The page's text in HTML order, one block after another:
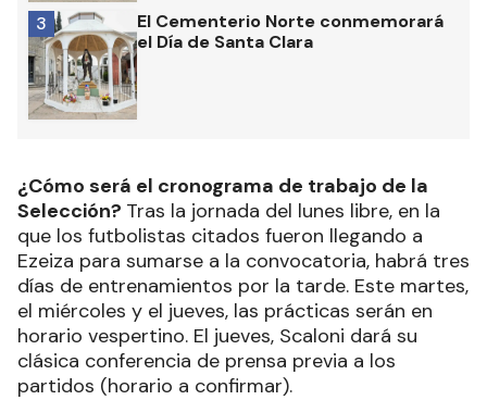
El Cementerio Norte conmemorará
el Día de Santa Clara
3
¿Cómo será el cronograma de trabajo de la
Selección? Tras la jornada del lunes libre, en la
que los futbolistas citados fueron llegando a
Ezeiza para sumarse a la convocatoria, habrá tres
días de entrenamientos por la tarde. Este martes,
el miércoles y el jueves, las prácticas serán en
horario vespertino. El jueves, Scaloni dará su
clásica conferencia de prensa previa a los
partidos (horario a confirmar).